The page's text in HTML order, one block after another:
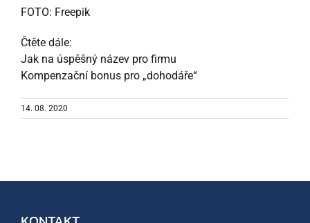
FOTO: Freepik
Čtěte dále:
Jak na úspěšný název pro firmu
Kompenzační bonus pro „dohodáře“
14. 08. 2020